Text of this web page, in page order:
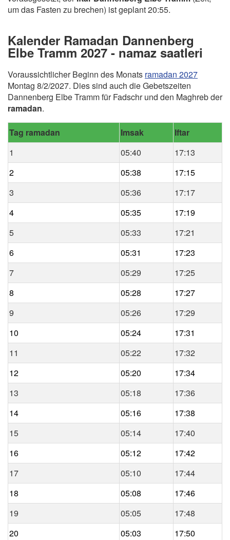
um das Fasten zu brechen) ist geplant 20:55.
Kalender Ramadan Dannenberg
Elbe Tramm 2027 - namaz saatleri
Voraussichtlicher Beginn des Monats ramadan 2027
Montag 8/2/2027. Dies sind auch die Gebetszeiten
Dannenberg Elbe Tramm für Fadschr und den Maghreb der
ramadan.
Tag ramadan Imsak
Iftar
1
05:40
17:13
2
05:38
17:15
3
05:36
17:17
4
05:35
17:19
5
05:33
17:21
6
05:31
17:23
7
05:29
17:25
8
05:28
17:27
9
05:26
17:29
10
05:24
17:31
11
05:22
17:32
12
05:20
17:34
13
05:18
17:36
14
05:16
17:38
15
05:14
17:40
16
05:12
17:42
17
05:10
17:44
18
05:08
17:46
19
05:05
17:48
20
05:03
17:50